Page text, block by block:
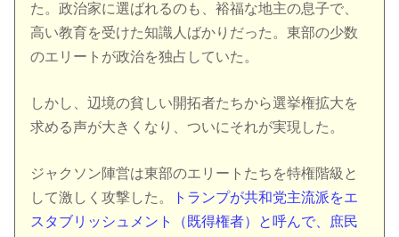
た。政治家に選ばれるのも、裕福な地主の息子で、
高い教育を受けた知識人ばかりだった。東部の少数
のエリートが政治を独占していた。
しかし、辺境の貧しい開拓者たちから選挙権拡大を
求める声が大きくなり、ついにそれが実現した。
ジャクソン陣営は東部のエリートたちを特権階級と
して激しく攻撃した。
トランプが共和党主流派をエ
スタブリッシュメント（既得権者）と呼んで、庶民